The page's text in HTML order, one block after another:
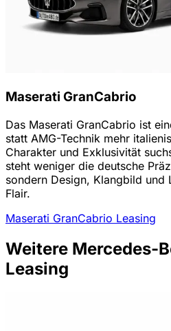
Maserati GranCabrio
Das Maserati GranCabrio ist
statt AMG-Technik mehr
Charakter und Exklusivität
steht weniger die deutsche
sondern Design, Klangbild
Flair.
Maserati GranCabrio Leasing
Weitere Mercedes-
Leasing